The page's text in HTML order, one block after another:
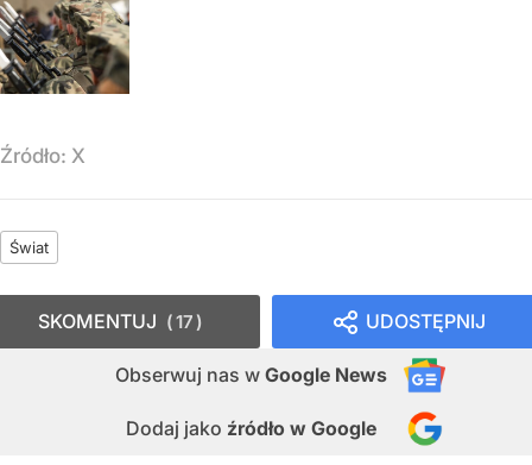
Źródło: X
Świat
UDOSTĘPNIJ
Obserwuj nas w Google News
Dodaj jako źródło w Google
SKOMENTUJ 17